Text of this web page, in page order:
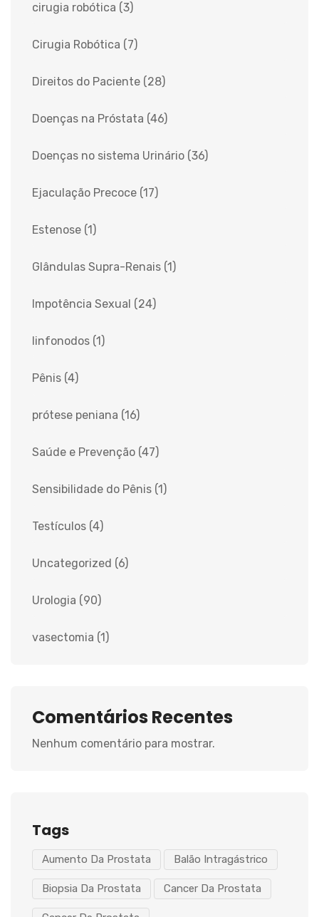
cirugia robótica (3)
Cirugia Robótica (7)
Direitos do Paciente (28)
Doenças na Próstata (46)
Doenças no sistema Urinário (36)
Ejaculação Precoce (17)
Estenose (1)
Glândulas Supra-Renais (1)
Impotência Sexual (24)
linfonodos (1)
Pênis (4)
prótese peniana (16)
Saúde e Prevenção (47)
Sensibilidade do Pênis (1)
Testículos (4)
Uncategorized (6)
Urologia (90)
vasectomia (1)
Comentários Recentes
Nenhum comentário para mostrar.
Tags
Aumento Da Prostata Balão Intragástrico
Biopsia Da Prostata Cancer Da Prostata